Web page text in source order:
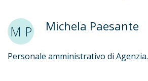
M P Michela Paesante
Personale amministrativo di Agenzia.